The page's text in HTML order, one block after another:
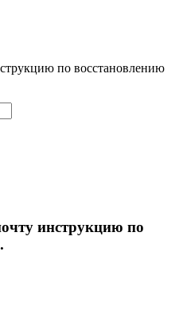
по восстановлению
инструкцию по